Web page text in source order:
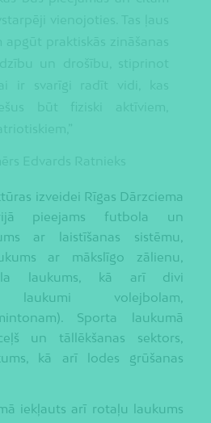
izveidei Rīgas Dārzciema
pieejams futbola un
ar laistīšanas sistēmu,
ar mākslīgo zālienu,
laukums, kā arī divi
laukumi volejbolam,
Sporta laukumā
un tāllēkšanas sektors,
kā arī lodes grūšanas
iekļauts arī rotaļu laukums